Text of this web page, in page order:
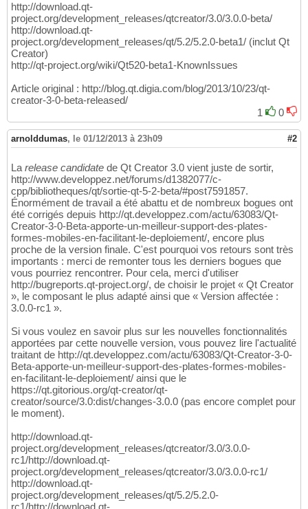
http://download.qt-
project.org/development_releases/qtcreator/3.0/3.0.0-beta/
http://download.qt-
project.org/development_releases/qt/5.2/5.2.0-beta1/ (inclut Qt
Creator)
http://qt-project.org/wiki/Qt520-beta1-KnownIssues
Article original : http://blog.qt.digia.com/blog/2013/10/23/qt-
creator-3-0-beta-released/
1
0
arnolddumas, le 01/12/2013 à 23h09 #2
La release candidate de Qt Creator 3.0 vient juste de sortir,
http://www.developpez.net/forums/d1382077/c-
cpp/bibliotheques/qt/sortie-qt-5-2-beta/#post7591857.
Énormément de travail a été abattu et de nombreux bogues ont
été corrigés depuis http://qt.developpez.com/actu/63083/Qt-
Creator-3-0-Beta-apporte-un-meilleur-support-des-plates-
formes-mobiles-en-facilitant-le-deploiement/, encore plus
proche de la version finale. C'est pourquoi vos retours sont très
importants : merci de remonter tous les derniers bogues que
vous pourriez rencontrer. Pour cela, merci d'utiliser
http://bugreports.qt-project.org/, de choisir le projet « Qt Creator
», le composant le plus adapté ainsi que « Version affectée :
3.0.0-rc1 ».
Si vous voulez en savoir plus sur les nouvelles fonctionnalités
apportées par cette nouvelle version, vous pouvez lire l'actualité
traitant de http://qt.developpez.com/actu/63083/Qt-Creator-3-0-
Beta-apporte-un-meilleur-support-des-plates-formes-mobiles-
en-facilitant-le-deploiement/ ainsi que le
https://qt.gitorious.org/qt-creator/qt-
creator/source/3.0:dist/changes-3.0.0 (pas encore complet pour
le moment).
http://download.qt-
project.org/development_releases/qtcreator/3.0/3.0.0-
rc1/http://download.qt-
project.org/development_releases/qtcreator/3.0/3.0.0-rc1/
http://download.qt-
project.org/development_releases/qt/5.2/5.2.0-